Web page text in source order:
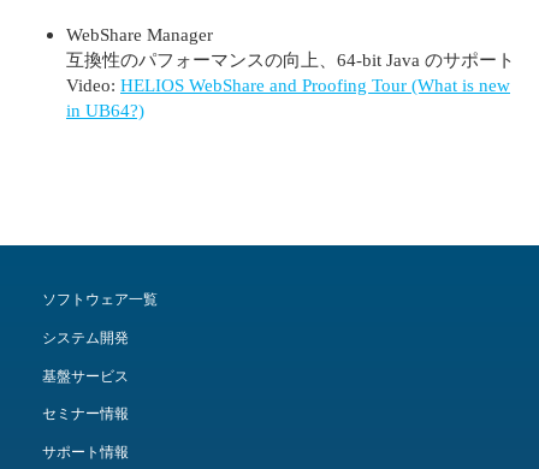
WebShare Manager
互換性のパフォーマンスの向上、64-bit Java のサポート
Video: HELIOS WebShare and Proofing Tour (What is new
in UB64?)
ソフトウェア一覧
システム開発
基盤サービス
セミナー情報
サポート情報